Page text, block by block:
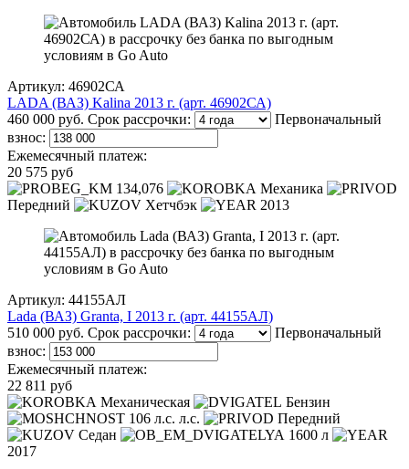
Артикул: 46902СА
LADA (ВАЗ) Kalina 2013 г. (арт. 46902СА)
460 000 руб. Срок рассрочки:
Первоначальный
взнос:
Ежемесячный платеж:
20 575 руб
134,076
Механика
Передний
Хетчбэк 2013
Артикул: 44155АЛ
Lada (ВАЗ) Granta, I 2013 г. (арт. 44155АЛ)
510 000 руб. Срок рассрочки:
Первоначальный
взнос:
Ежемесячный платеж:
22 811 руб
Механическая
Бензин
106 л.с. л.с.
Передний
Седан
1600 л
2017